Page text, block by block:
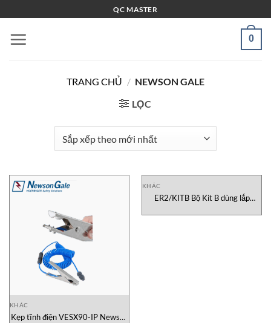
qua
nội
QC MASTER
0
TRANG CHỦ / NEWSON GALE
LỌC
KHÁC
Kẹp tĩnh điện VESX90-IP Newson
KHÁC
ER2/KITB Bộ Kit B dùng lắp
Vietnam